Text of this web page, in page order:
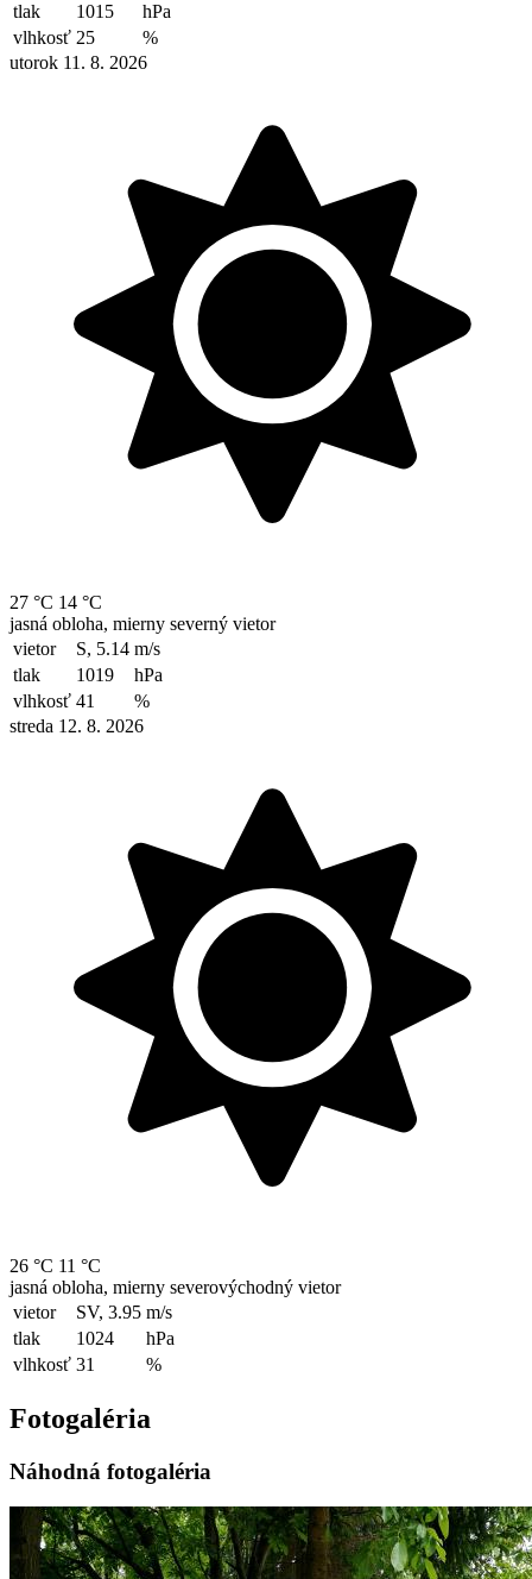
tlak 1015
hPa
vlhkosť 25
%
utorok 11. 8. 2026
27 °C 14 °C
jasná obloha, mierny severný vietor
vietor
S, 5.14 m/s
tlak
1019
hPa
vlhkosť 41
%
streda 12. 8. 2026
26 °C 11 °C
jasná obloha, mierny severovýchodný vietor
vietor
SV, 3.95 m/s
tlak
1024
hPa
vlhkosť 31 %
Fotogaléria
Náhodná fotogaléria